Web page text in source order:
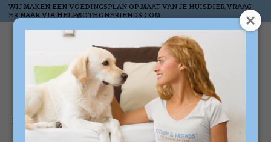
WIJ MAKEN EEN VOEDINGSPLAN OP MAAT VAN JE HUISDIER,VRAAG
ER NAAR VIA HELP@OTHONFRIENDS.COM
Verlanglijst
Home / Tags snoep voor paarden